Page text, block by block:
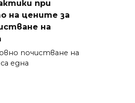
при
на цените за
на
почистване на
една